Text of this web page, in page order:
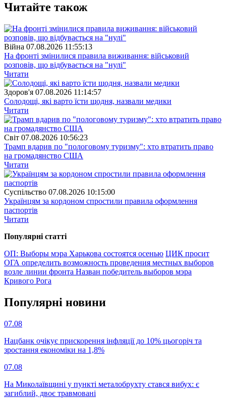
Читайте також
Війна 07.08.2026 11:55:13
На фронті змінилися правила виживання: військовий
розповів, що відбувається на "нулі"
Читати
Здоров'я 07.08.2026 11:14:57
Солодощі, які варто їсти щодня, назвали медики
Читати
Свiт 07.08.2026 10:56:23
Трамп вдарив по "пологовому туризму": хто втратить право
на громадянство США
Читати
Суспiльство 07.08.2026 10:15:00
Українцям за кордоном спростили правила оформлення
паспортів
Читати
Популярнi статтi
ОП: Выборы мэра Харькова состоятся осенью ЦИК просит
ОГА определить возможность проведения местных выборов
возле линии фронта Назван победитель выборов мэра
Кривого Рога
Популярнi новини
07.08
Нацбанк очікує прискорення інфляції до 10% цьогоріч та
зростання економіки на 1,8%
07.08
На Миколаївщині у пункті металобрухту стався вибух: є
загиблий, двоє травмовані